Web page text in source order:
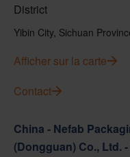
District
Yibin City, Sichuan
Afficher sur la carte
Contact
China - Nefab
(Dongguan) Co., Ltd.